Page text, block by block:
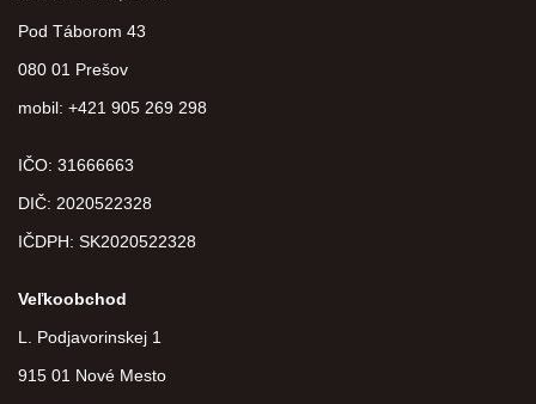
Pod Táborom 43
080 01 Prešov
mobil: +421 905 269 298
IČO: 31666663
DIČ: 2020522328
IČDPH: SK2020522328
Veľkoobchod
L. Podjavorinskej 1
915 01 Nové Mesto